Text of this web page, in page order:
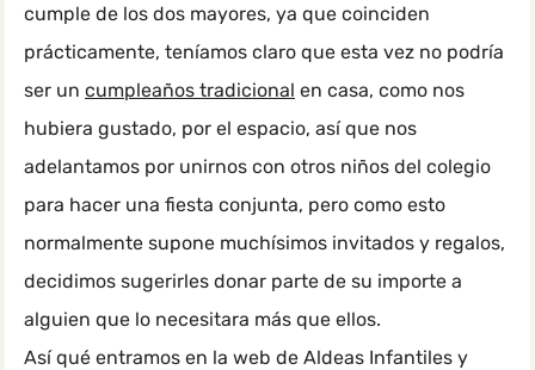
cumple de los dos mayores, ya que coinciden
prácticamente, teníamos claro que esta vez no podría
ser un cumpleaños tradicional en casa, como nos
hubiera gustado, por el espacio, así que nos
adelantamos por unirnos con otros niños del colegio
para hacer una fiesta conjunta, pero como esto
normalmente supone muchísimos invitados y regalos,
decidimos sugerirles donar parte de su importe a
alguien que lo necesitara más que ellos.
Así qué entramos en la web de Aldeas Infantiles y